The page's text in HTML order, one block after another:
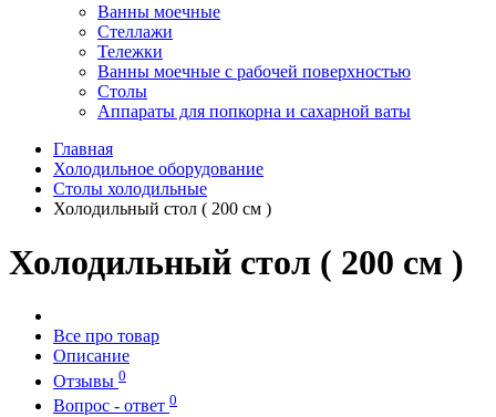
Ванны моечные
Стеллажи
Тележки
Ванны моечные с рабочей поверхностью
Столы
Аппараты для попкорна и сахарной ваты
Главная
Холодильное оборудование
Столы холодильные
Холодильный стол ( 200 см )
Холодильный стол ( 200 см )
Все про товар
Описание
Отзывы 0
Вопрос - ответ 0